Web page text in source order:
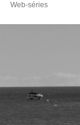
Web-séries